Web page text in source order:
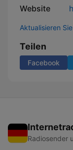
Website
Aktualisieren
Teilen
Facebook
Radiosender